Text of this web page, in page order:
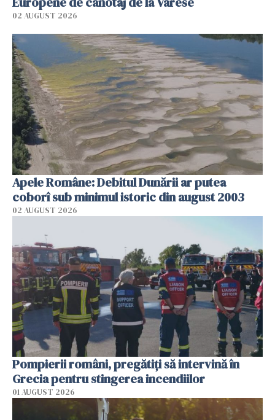
02 AUGUST 2026
Apele Române: Debitul Dunării ar putea
coborî sub minimul istoric din august 2003
02 AUGUST 2026
Pompierii români, pregătiţi să intervină în
Grecia pentru stingerea incendiilor
01 AUGUST 2026